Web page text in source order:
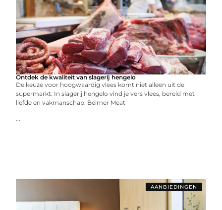
Ontdek de kwaliteit van slagerij hengelo
De keuze voor hoogwaardig vlees komt niet alleen uit de
supermarkt. In slagerij hengelo vind je vers vlees, bereid met
liefde en vakmanschap. Beimer Meat
...
AANBIEDINGEN